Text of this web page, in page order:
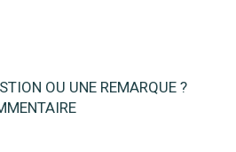
OU UNE REMARQUE ?